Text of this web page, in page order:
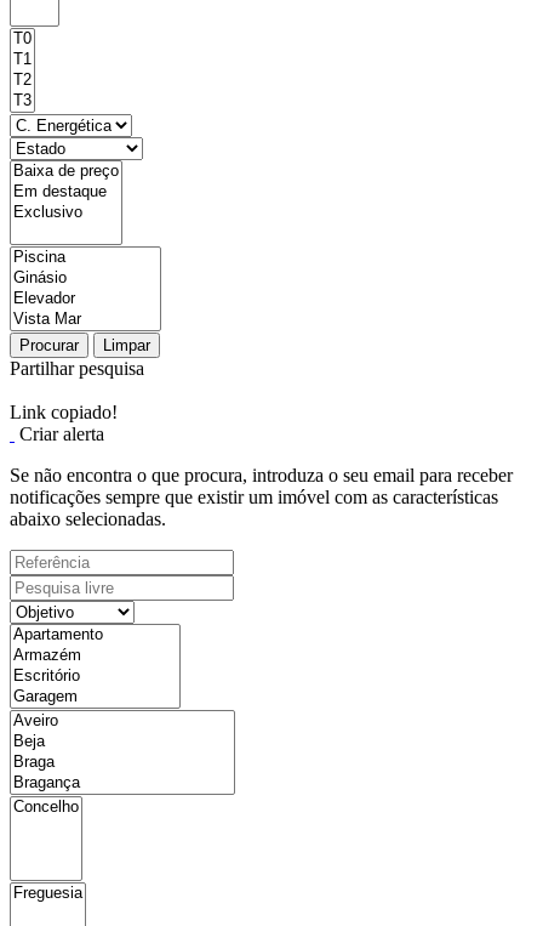
Procurar Limpar
Partilhar pesquisa
Link copiado!
Criar alerta
Se não encontra o que procura, introduza o seu email para receber
notificações sempre que existir um imóvel com as características
abaixo selecionadas.